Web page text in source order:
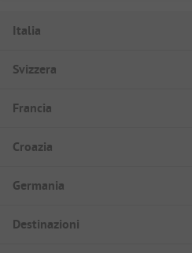
Italia
Svizzera
Francia
Croazia
Germania
Destinazioni